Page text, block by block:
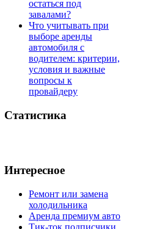
остаться под
завалами?
Что учитывать при
выборе аренды
автомобиля с
водителем: критерии,
условия и важные
вопросы к
провайдеру
Статистика
Интересное
Ремонт или замена
холодильника
Аренда премиум авто